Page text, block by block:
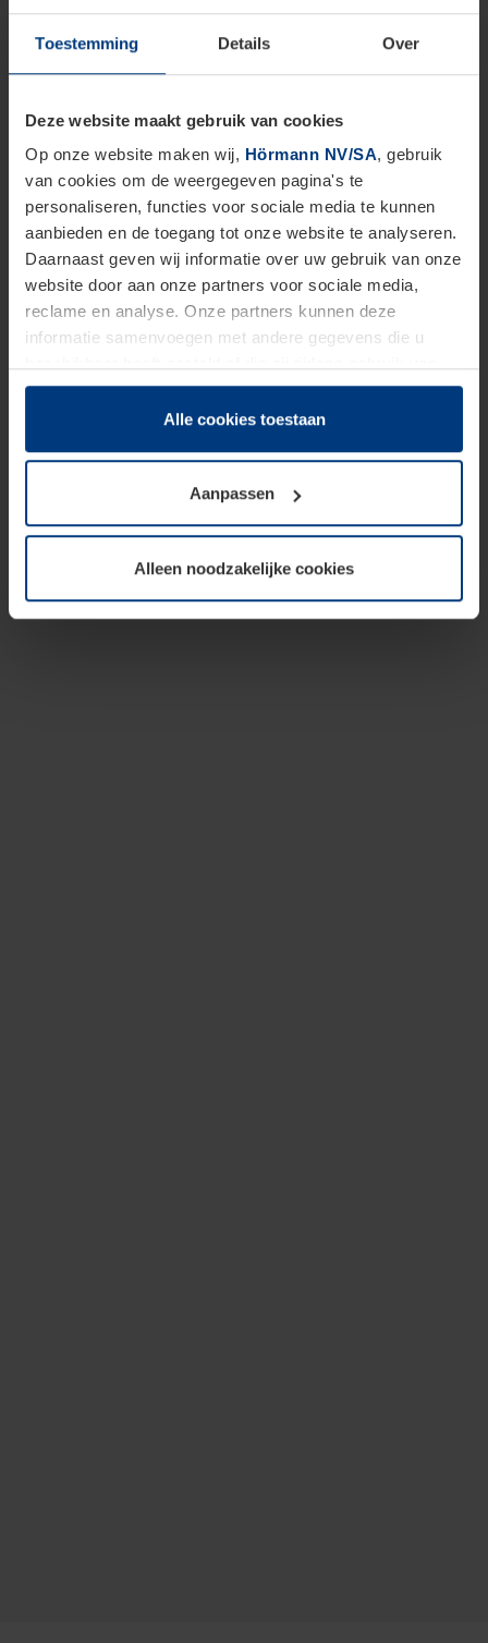
Toestemming Details Over
Deze website maakt gebruik van cookies
Op onze website maken wij, Hörmann NV/SA, gebruik
van cookies om de weergegeven pagina's te
personaliseren, functies voor sociale media te kunnen
aanbieden en de toegang tot onze website te analyseren.
Daarnaast geven wij informatie over uw gebruik van onze
website door aan onze partners voor sociale media,
reclame en analyse. Onze partners kunnen deze
informatie samenvoegen met andere gegevens die u
hun diensten hebben verzameld.
Juridisch hebben wij het recht om cookies op uw
van deze pagina's absoluut vereist is. Voor alle andere
soorten cookies is uw toestemming benodigd. Uw
toestemming kunt u op elk moment bij de uitleg van de
wijzigen of herroepen.
Alle cookies toestaan
Aanpassen
Alleen noodzakelijke cookies